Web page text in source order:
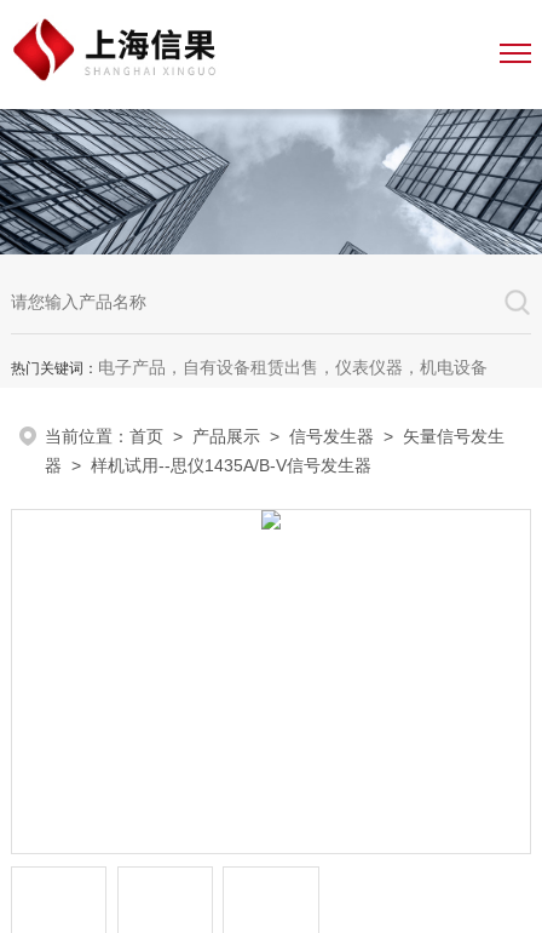
热门关键词： 电子产品，自有设备租赁出售，仪表仪器，机电设备
当前位置：首页 > 产品展示 >信号发生器 > 矢量信号发生
器 > 样机试用--思仪1435A/B-V信号发生器